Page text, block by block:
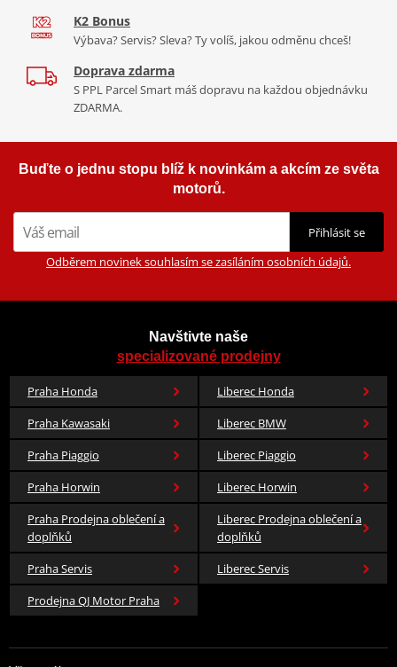
K2 Bonus
Výbava? Servis? Sleva? Ty volíš, jakou odměnu chceš!
Doprava zdarma
S PPL Parcel Smart máš dopravu na každou objednávku
ZDARMA.
Buďte o jednu stopu blíž k novinkám a akcím ze světa
motorů.
Přihlásit se
Odběrem novinek souhlasím se zasíláním osobních údajů.
Navštivte naše
specializované prodejny
Praha Honda
Liberec Honda
Praha Kawasaki
Liberec BMW
Praha Piaggio
Liberec Piaggio
Praha Horwin
Liberec Horwin
Praha Prodejna oblečení a
doplňků
Liberec Prodejna oblečení a
doplňků
Praha Servis
Liberec Servis
Prodejna QJ Motor Praha